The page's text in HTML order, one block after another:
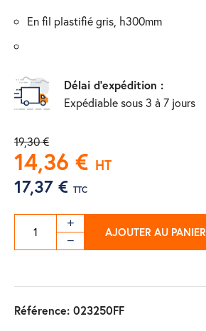
en fil plastifié gris, h300mm
Délai d'expédition :
Expédiable sous 3 à 7 jours
19,30 €
14,36 € HT
17,37 € TTC
AJOUTER AU PANIER
Référence: 023250FF